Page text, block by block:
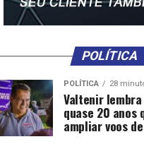
POLÍTICA
POLÍTICA 28
Valtenir
quase 20 anos
ampliar voos